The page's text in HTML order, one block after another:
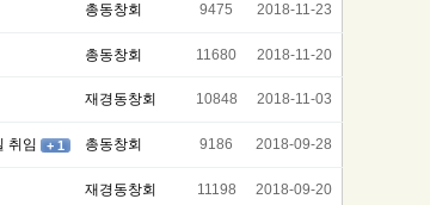
총동창회 9475 2018-11-23
총동창회 11680 2018-11-20
재경동창회 10848 2018-11-03
취임 + 1 총동창회 9186 2018-09-28
재경동창회 11198 2018-09-20